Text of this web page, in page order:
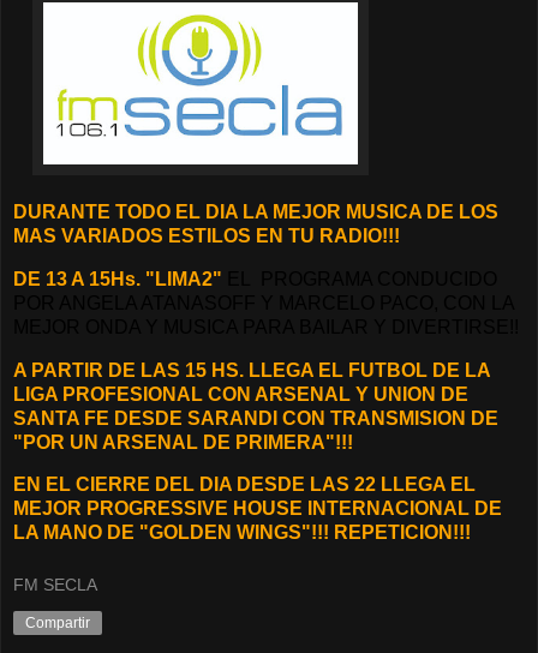
DURANTE TODO EL DIA LA MEJOR MUSICA DE LOS
MAS VARIADOS ESTILOS EN TU RADIO!!!
DE 13 A 15Hs. "LIMA2"
A PARTIR DE LAS 15 HS. LLEGA EL FUTBOL DE LA
LIGA PROFESIONAL CON ARSENAL Y UNION DE
SANTA FE DESDE SARANDI CON TRANSMISION DE
"POR UN ARSENAL DE PRIMERA"!!!
EN EL CIERRE DEL DIA DESDE LAS 22 LLEGA EL
MEJOR PROGRESSIVE HOUSE INTERNACIONAL DE
LA MANO DE "GOLDEN WINGS"!!! REPETICION!!!
FM SECLA
Compartir